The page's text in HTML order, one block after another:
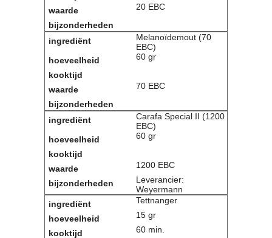
20 EBC
Melanoïdemout (70
EBC)
60 gr
70 EBC
Carafa Special II (1200
EBC)
60 gr
1200 EBC
Leverancier:
Weyermann
Tettnanger
15 gr
60 min.
Lid worden
Brouwcursus
Media
Artikelen
Foto's
Links
Nieuwsflitsen
Video
Inloggen